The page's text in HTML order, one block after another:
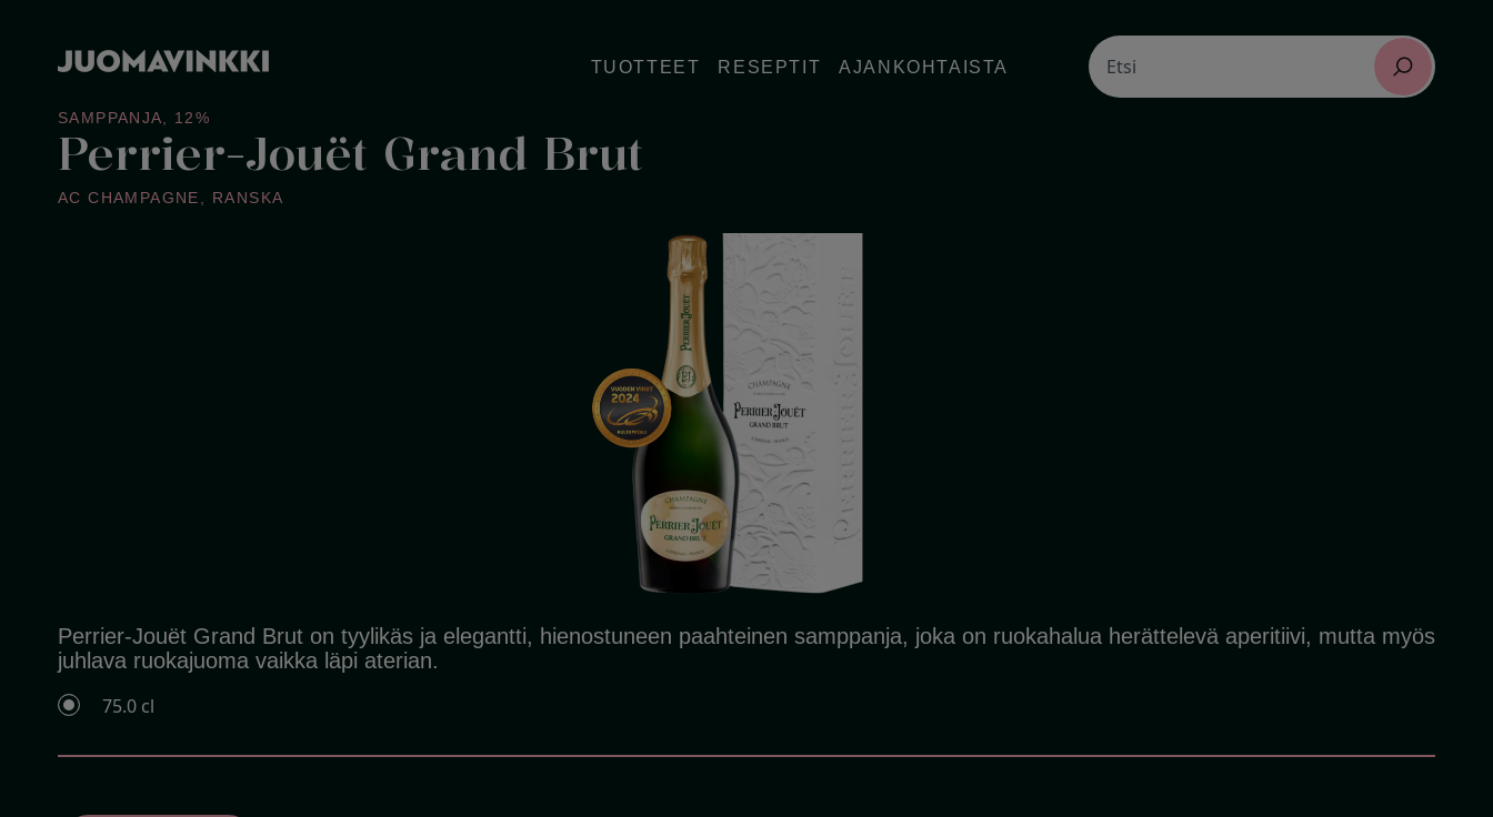
TUOTTEET RESEPTIT AJANKOHTAISTA
Search
for:
Etsi
SAMPPANJA 12%
Perrier-Jouët Grand Brut
AC CHAMPAGNE RANSKA
Perrier-Jouët Grand Brut on tyylikäs ja elegantti, hienostuneen paahteinen samppanja, joka on ruokahalua herättelevä aperitiivi, mutta myös
juhlava ruokajuoma vaikka läpi aterian.
75.0 cl